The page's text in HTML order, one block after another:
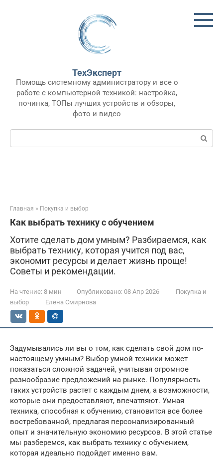
ТехЭксперт
Помощь системному администратору и все о
работе с компьютерной техникой: настройка,
починка, ТОПы лучших устройств и обзоры,
фото и видео
Поиск:
Главная » Покупка и выбор
Как выбрать технику с обучением
Хотите сделать дом умным? Разбираемся, как
выбрать технику, которая учится под вас,
экономит ресурсы и делает жизнь проще!
Советы и рекомендации.
На чтение: 8 мин Опубликовано: 08 Апр 2026
Покупка и
выбор
Елена Смирнова
Задумывались ли вы о том, как сделать свой дом по-
настоящему умным? Выбор умной техники может
показаться сложной задачей, учитывая огромное
разнообразие предложений на рынке. Популярность
таких устройств растет с каждым днем, а возможности,
которые они предоставляют, впечатляют. Умная
техника, способная к обучению, становится все более
востребованной, предлагая персонализированный
опыт и значительную экономию ресурсов. В этой статье
мы разберемся, как выбрать технику с обучением,
которая идеально подойдет именно вам.